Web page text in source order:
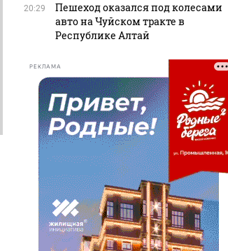
20:29
Пешеход оказался под колесами
авто на Чуйском тракте в
Республике Алтай
РЕКЛАМА